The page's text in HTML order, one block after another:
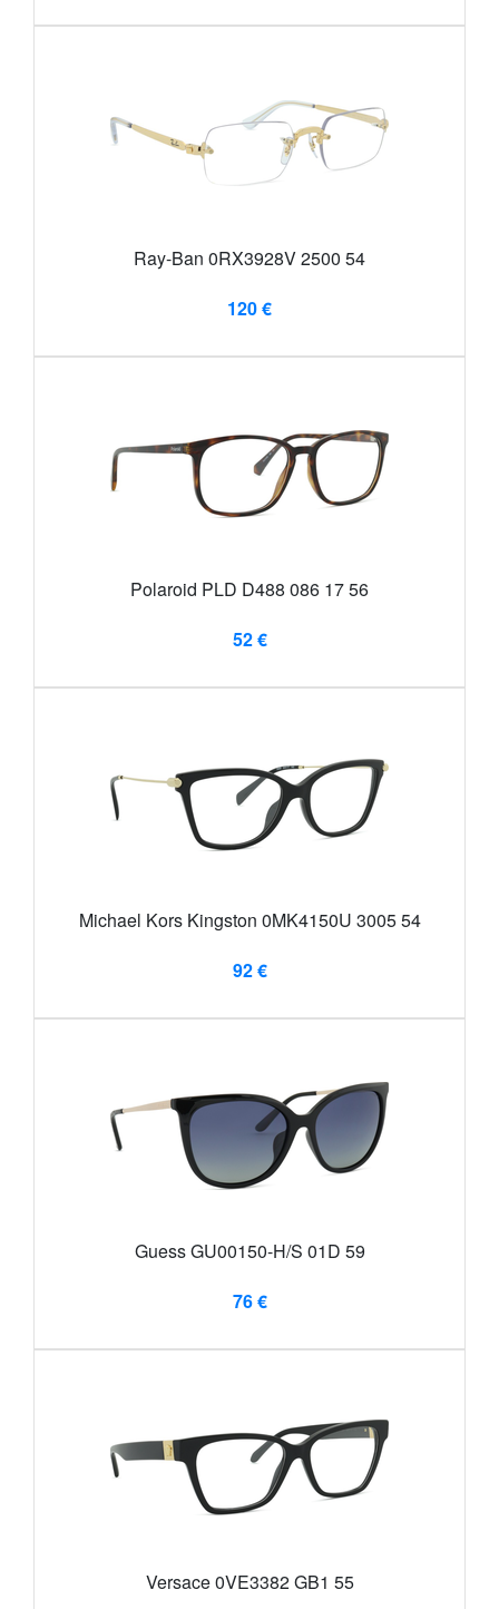
Ray-Ban 0RX3928V 2500 54
120 €
Polaroid PLD D488 086 17 56
52 €
Michael Kors Kingston 0MK4150U 3005 54
92 €
Guess GU00150-H/S 01D 59
76 €
Versace 0VE3382 GB1 55